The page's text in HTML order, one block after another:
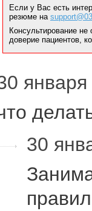
Если у Вас есть
резюме на
Консультирование
доверие пациентов,
30